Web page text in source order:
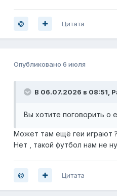
Цитата
Опубликовано 6 июля
В 06.07.2026 в 08:51,
Вы хотите поговорить о
Может там ещё геи играют ?
Нет , такой футбол нам не
Цитата